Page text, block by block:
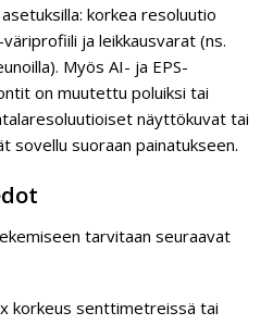
korkea resoluutio
ja leikkausvarat (ns.
Myös AI- ja EPS-
on muutettu poluiksi tai
näyttökuvat tai
sovellu suoraan painatukseen.
tarvitaan seuraavat
korkeus senttimetreissä tai